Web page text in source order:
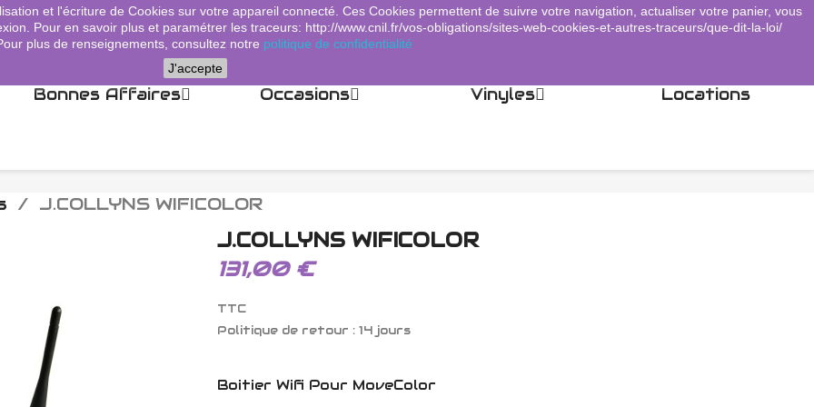
 Connexion shopping_cart Panier (0)
Bonnes Affaires Occasions Vinyles Locations
J.COLLYNS WIFICOLOR
J.COLLYNS WIFICOLOR
131,00 €
TTC
Politique de retour : 14 jours
Boitier Wifi Pour MoveColor
et l'écriture de Cookies sur votre appareil connecté. Ces Cookies permettent de suivre votre navigation, actualiser votre panier, vous
Pour en savoir plus et paramétrer les traceurs: http://www.cnil.fr/vos-obligations/sites-web-cookies-et-autres-traceurs/que-dit-la-loi/
plus de renseignements, consultez notre politique de confidentialité
J'accepte